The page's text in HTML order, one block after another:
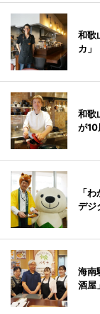
和歌
カ
和歌
が
「
デジ
海南
酒屋